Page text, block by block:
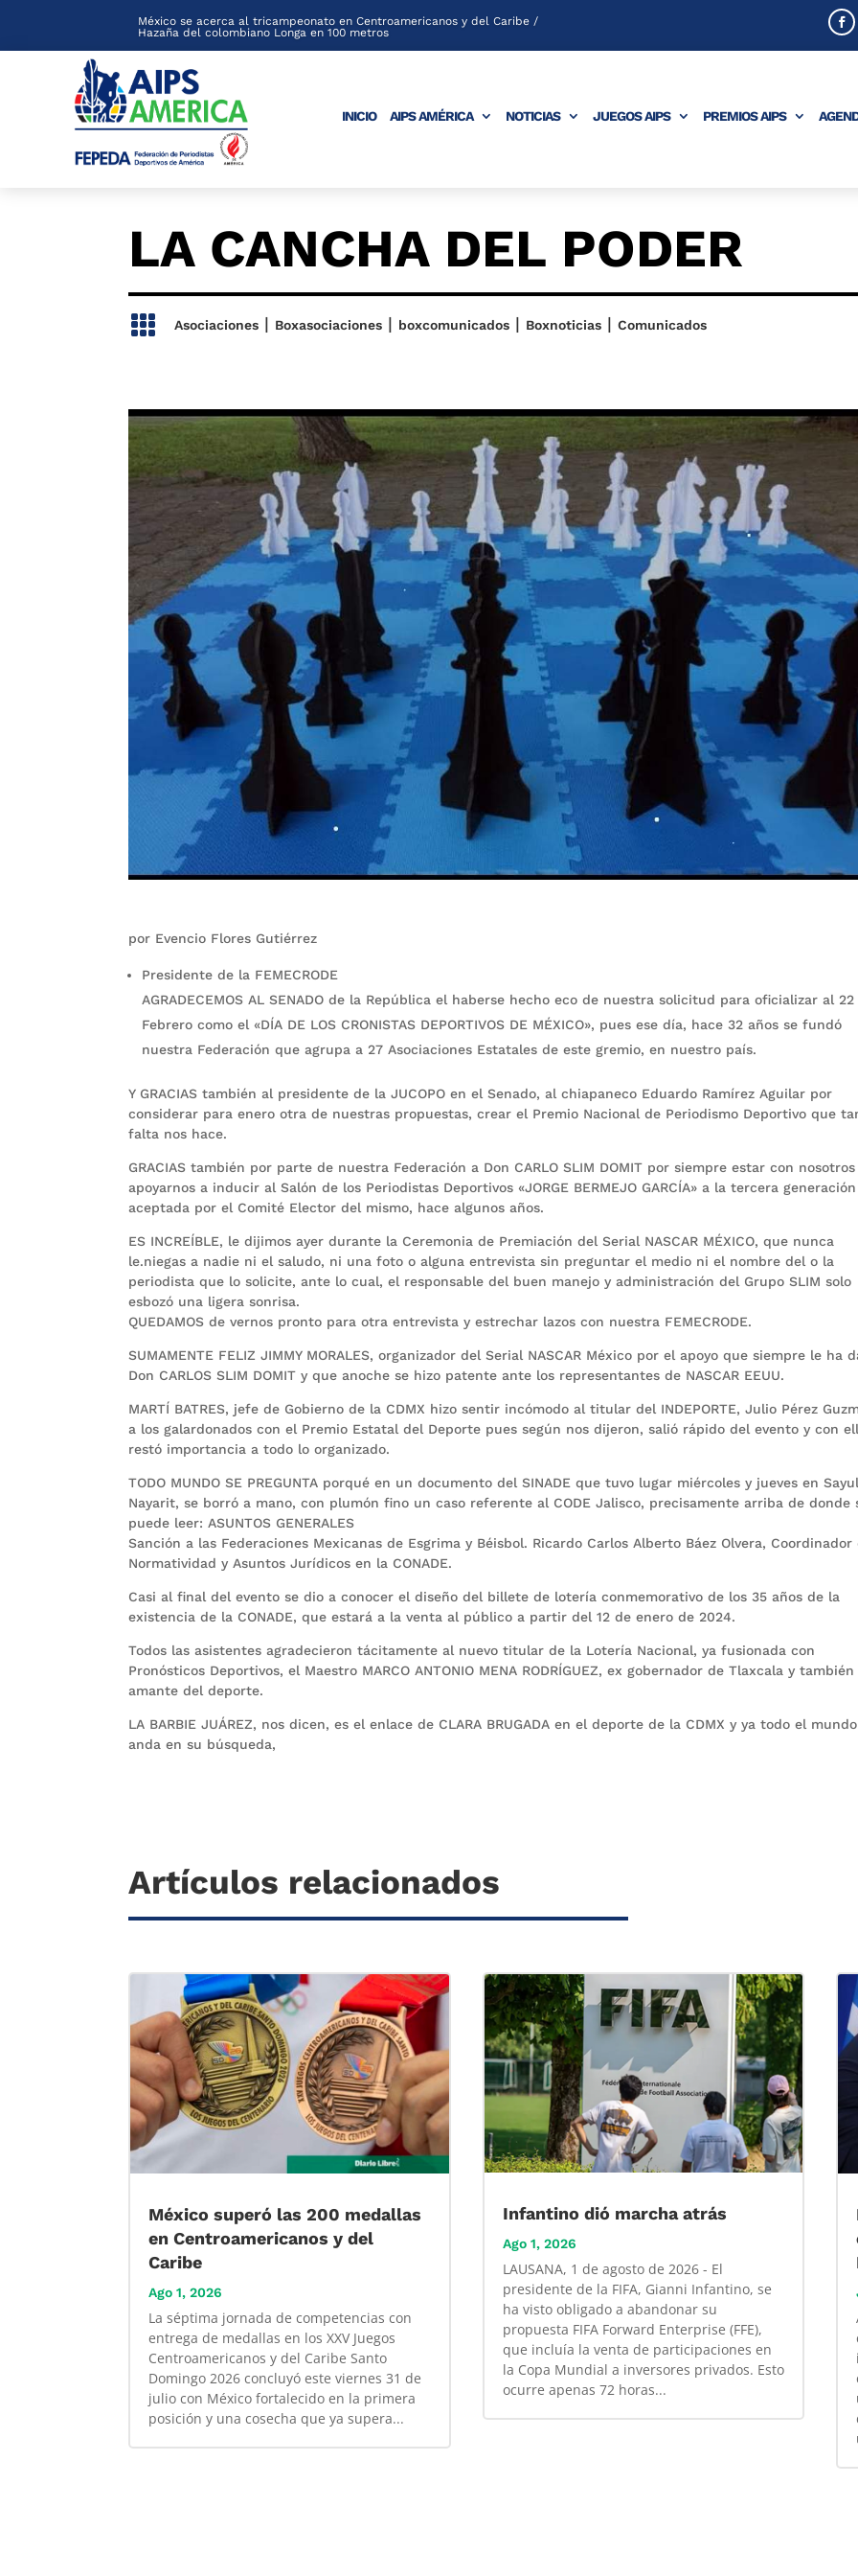
México se acerca al tricampeonato en Centroamericanos y del Caribe /
Hazaña del colombiano Longa en 100 metros
INICIO AIPS AMÉRICA NOTICIAS JUEGOS AIPS PREMIOS AIPS
LA CANCHA DEL PODER
 Asociaciones| Boxasociaciones| boxcomunicados| Boxnoticias| Comunicados
por Evencio Flores Gutiérrez
Presidente de la FEMECRODE
AGRADECEMOS AL SENADO de la República el haberse hecho eco de nuestra solicitud para oficializar al 22
Febrero como el «DÍA DE LOS CRONISTAS DEPORTIVOS DE MÉXICO», pues ese día, hace 32 años se fundó
nuestra Federación que agrupa a 27 Asociaciones Estatales de este gremio, en nuestro país.
Y GRACIAS también al presidente de la JUCOPO en el Senado, al chiapaneco Eduardo Ramírez Aguilar por
considerar para enero otra de nuestras propuestas, crear el Premio Nacional de Periodismo Deportivo que
falta nos hace.
GRACIAS también por parte de nuestra Federación a Don CARLO SLIM DOMIT por siempre estar con nosotros
apoyarnos a inducir al Salón de los Periodistas Deportivos «JORGE BERMEJO GARCÍA» a la tercera generación
aceptada por el Comité Elector del mismo, hace algunos años.
ES INCREÍBLE, le dijimos ayer durante la Ceremonia de Premiación del Serial NASCAR MÉXICO, que nunca
le.niegas a nadie ni el saludo, ni una foto o alguna entrevista sin preguntar el medio ni el nombre del o la
periodista que lo solicite, ante lo cual, el responsable del buen manejo y administración del Grupo SLIM solo
esbozó una ligera sonrisa.
QUEDAMOS de vernos pronto para otra entrevista y estrechar lazos con nuestra FEMECRODE.
SUMAMENTE FELIZ JIMMY MORALES, organizador del Serial NASCAR México por el apoyo que siempre le ha
Don CARLOS SLIM DOMIT y que anoche se hizo patente ante los representantes de NASCAR EEUU.
MARTÍ BATRES, jefe de Gobierno de la CDMX hizo sentir incómodo al titular del INDEPORTE, Julio Pérez
a los galardonados con el Premio Estatal del Deporte pues según nos dijeron, salió rápido del evento y con
restó importancia a todo lo organizado.
TODO MUNDO SE PREGUNTA porqué en un documento del SINADE que tuvo lugar miércoles y jueves en
Nayarit, se borró a mano, con plumón fino un caso referente al CODE Jalisco, precisamente arriba de donde
puede leer: ASUNTOS GENERALES
Sanción a las Federaciones Mexicanas de Esgrima y Béisbol. Ricardo Carlos Alberto Báez Olvera, Coordinador
Normatividad y Asuntos Jurídicos en la CONADE.
Casi al final del evento se dio a conocer el diseño del billete de lotería conmemorativo de los 35 años de la
existencia de la CONADE, que estará a la venta al público a partir del 12 de enero de 2024.
Todos las asistentes agradecieron tácitamente al nuevo titular de la Lotería Nacional, ya fusionada con
Pronósticos Deportivos, el Maestro MARCO ANTONIO MENA RODRÍGUEZ, ex gobernador de Tlaxcala y también
amante del deporte.
LA BARBIE JUÁREZ, nos dicen, es el enlace de CLARA BRUGADA en el deporte de la CDMX y ya todo el mundo
anda en su búsqueda,
Artículos relacionados
México superó las 200 medallas
en Centroamericanos y del
Caribe
Ago 1, 2026
La séptima jornada de competencias con
entrega de medallas en los XXV Juegos
Centroamericanos y del Caribe Santo
Domingo 2026 concluyó este viernes 31 de
julio con México fortalecido en la primera
posición y una cosecha que ya supera...
Infantino dió marcha atrás
Ago 1, 2026
LAUSANA, 1 de agosto de 2026 - El
presidente de la FIFA, Gianni Infantino, se
ha visto obligado a abandonar su
propuesta FIFA Forward Enterprise (FFE),
que incluía la venta de participaciones en
la Copa Mundial a inversores privados. Esto
ocurre apenas 72 horas...